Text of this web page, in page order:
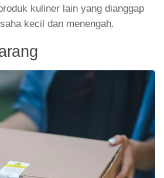
kuliner lain yang dianggap
kecil dan menengah.